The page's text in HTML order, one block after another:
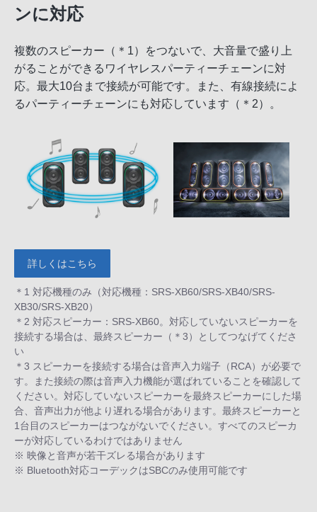
ンに対応
複数のスピーカー（＊1）をつないで、大音量で盛り上
がることができるワイヤレスパーティーチェーンに対
応。最大10台まで接続が可能です。また、有線接続によ
るパーティーチェーンにも対応しています（＊2）。
詳しくはこちら
＊1 対応機種のみ（対応機種：SRS-XB60/SRS-XB40/SRS-
XB30/SRS-XB20）
＊2 対応スピーカー：SRS-XB60。対応していないスピーカーを
接続する場合は、最終スピーカー（＊3）としてつなげてくださ
い
＊3 スピーカーを接続する場合は音声入力端子（RCA）が必要で
す。また接続の際は音声入力機能が選ばれていることを確認して
ください。対応していないスピーカーを最終スピーカーにした場
合、音声出力が他より遅れる場合があります。最終スピーカーと
1台目のスピーカーはつながないでください。すべてのスピーカ
ーが対応しているわけではありません
※ 映像と音声が若干ズレる場合があります
※ Bluetooth対応コーデックはSBCのみ使用可能です